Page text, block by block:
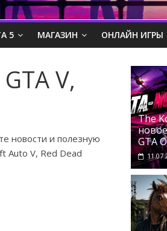
5 МАГАЗИН ОНЛАЙН ИГРЫ
V,
новости и полезную
Auto V, Red Dead
The
GTA